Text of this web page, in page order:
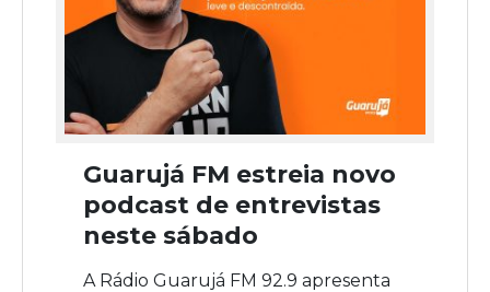
Guarujá FM estreia novo
podcast de entrevistas
neste sábado
A Rádio Guarujá FM 92.9 apresenta